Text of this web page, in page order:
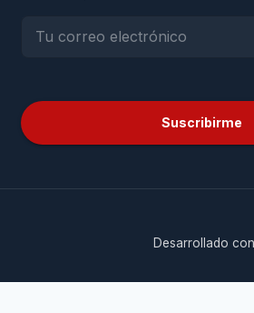
Suscribirme
Desarrollado